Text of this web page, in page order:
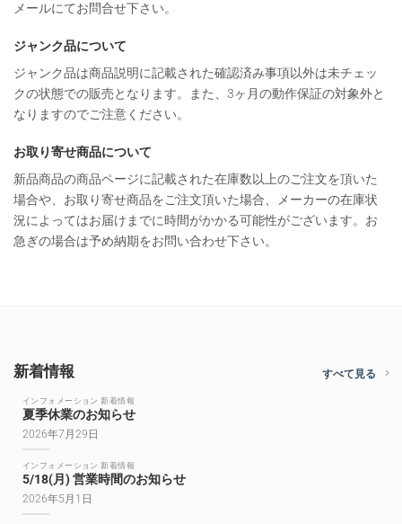
メールにてお問合せ下さい。
ジャンク品について
ジャンク品は商品説明に記載された確認済み事項以外は未チェッ
クの状態での販売となります。また、3ヶ月の動作保証の対象外と
なりますのでご注意ください。
お取り寄せ商品について
新品商品の商品ページに記載された在庫数以上のご注文を頂いた
場合や、お取り寄せ商品をご注文頂いた場合、メーカーの在庫状
況によってはお届けまでに時間がかかる可能性がございます。お
急ぎの場合は予め納期をお問い合わせ下さい。
新着情報 すべて見る
インフォメーション 新着情報
夏季休業のお知らせ
2026年7月29日
インフォメーション 新着情報
5/18(月) 営業時間のお知らせ
2026年5月1日